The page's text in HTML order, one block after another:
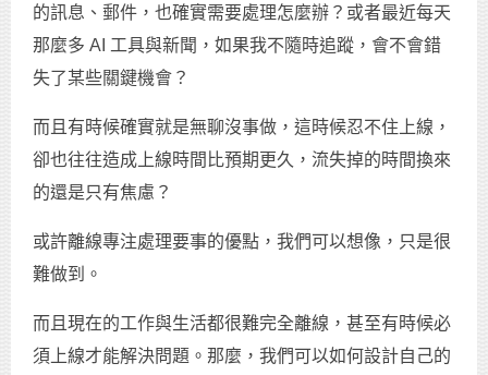
的訊息、郵件，也確實需要處理怎麼辦？或者最近每天
那麼多 AI 工具與新聞，如果我不隨時追蹤，會不會錯
失了某些關鍵機會？
而且有時候確實就是無聊沒事做，這時候忍不住上線，
卻也往往造成上線時間比預期更久，流失掉的時間換來
的還是只有焦慮？
或許離線專注處理要事的優點，我們可以想像，只是很
難做到。
而且現在的工作與生活都很難完全離線，甚至有時候必
須上線才能解決問題。那麼，我們可以如何設計自己的